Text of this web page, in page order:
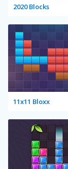
2020 Blocks
11x11 Bloxx